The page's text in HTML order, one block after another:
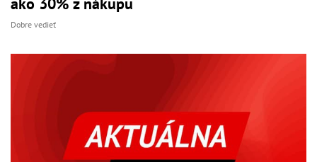
Dobre vedieť